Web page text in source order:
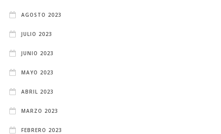
AGOSTO 2023
JULIO 2023
JUNIO 2023
MAYO 2023
ABRIL 2023
MARZO 2023
FEBRERO 2023